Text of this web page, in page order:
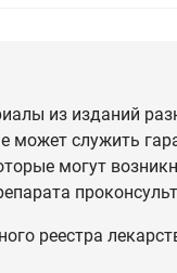
из изданий
может служить
могут
реестра